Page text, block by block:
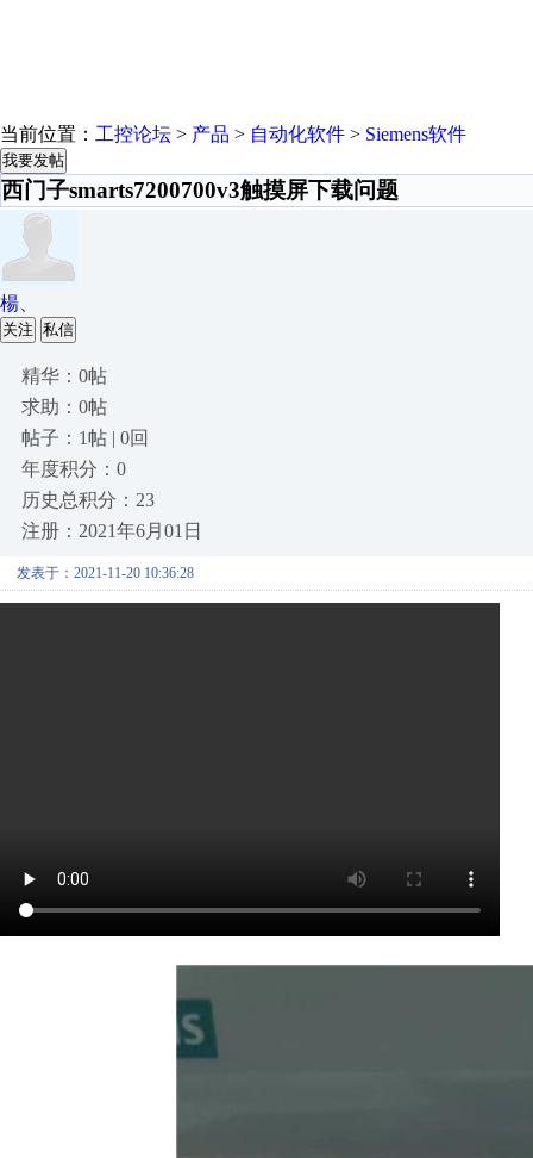
当前位置： 工控论坛 > 产品 > 自动化软件 > Siemens软件
我要发帖
西门子smarts7200700v3触摸屏下载问题
楊、
关注 私信
精华：0帖
求助：0帖
帖子：1帖 | 0回
年度积分：0
历史总积分：23
注册：2021年6月01日
发表于：2021-11-20 10:36:28